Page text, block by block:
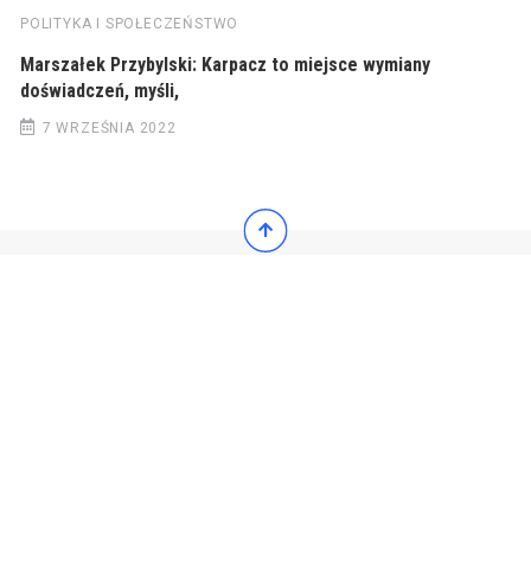
POLITYKA I SPOŁECZEŃSTWO
Marszałek Przybylski: Karpacz to miejsce wymiany
doświadczeń, myśli,
7 WRZEŚNIA 2022